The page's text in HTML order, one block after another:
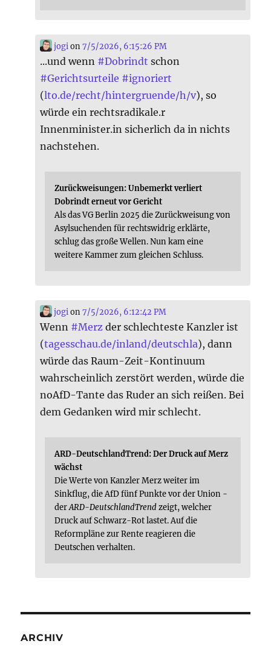
jogi on7/5/2026, 6:15:26 PM
...und wenn #Dobrindt schon
#Gerichtsurteile #ignoriert
(lto.de/recht/hintergruende/h/v), so
würde ein rechtsradikale.r
Innenminister.in sicherlich da in nichts
nachstehen.
Zurückweisungen: Unbemerkt verliert
Dobrindt erneut vor Gericht
Als das VG Berlin 2025 die Zurückweisung von
Asylsuchenden für rechtswidrig erklärte,
schlug das große Wellen. Nun kam eine
weitere Kammer zum gleichen Schluss.
jogi on7/5/2026, 6:12:42 PM
Wenn #Merz der schlechteste Kanzler ist
(tagesschau.de/inland/deutschla), dann
würde das Raum-Zeit-Kontinuum
wahrscheinlich zerstört werden, würde die
noAfD-Tante das Ruder an sich reißen. Bei
dem Gedanken wird mir schlecht.
ARD-DeutschlandTrend: Der Druck auf Merz
wächst
Die Werte von Kanzler Merz weiter im
Sinkflug, die AfD fünf Punkte vor der Union -
derARD-DeutschlandTrendzeigt, welcher
Druck auf Schwarz-Rot lastet. Auf die
Reformpläne zur Rente reagieren die
Deutschen verhalten.
ARCHIV